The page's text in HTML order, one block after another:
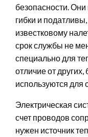
безопасности.
гибки и
известковому
срок службы не
специально для
отличие от
используются для
Электрическая
счет проводов
нужен источник